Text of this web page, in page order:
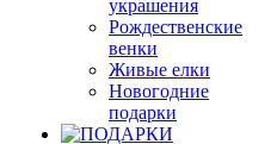
украшения
Рождественские
венки
Живые елки
Новогодние
подарки